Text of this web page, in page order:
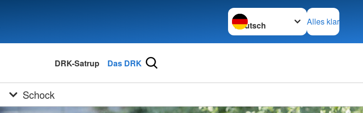
Sprache wechseln zu
Alles klar
DRK-Satrup Das DRK
Schock